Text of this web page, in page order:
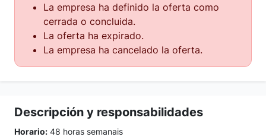
La empresa ha definido la oferta como
cerrada o concluida.
La oferta ha expirado.
La empresa ha cancelado la oferta.
Descripción y responsabilidades
Horario: 48 horas semanais